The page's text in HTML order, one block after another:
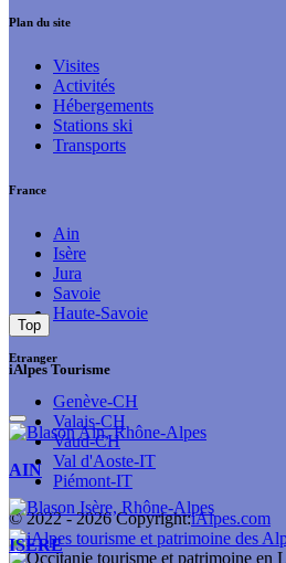
Plan du site
Visites
Activités
Hébergements
Stations ski
Transports
France
Ain
Isère
Jura
Savoie
Haute-Savoie
Etranger
Genève-CH
Valais-CH
Vaud-CH
Val d'Aoste-IT
Piémont-IT
© 2022 -2026Copyright:iAlpes.com
Top
iAlpes Tourisme
AIN
ISERE